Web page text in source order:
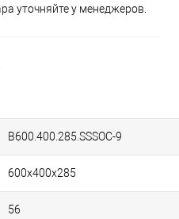
уточняйте у менеджеров.
B600.400.285.SSSOC-9
600х400х285
56